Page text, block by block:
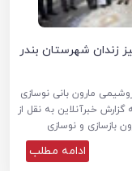
زندان شهرستان بندر
مارون بانی نوسازی
گزارش خبرآنلاین به نقل از
بازسازی و نوسازی
ادامه مطلب